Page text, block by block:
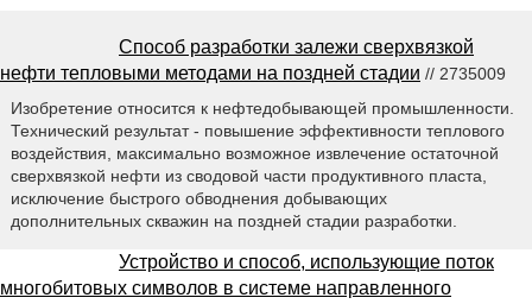
Способ разработки залежи сверхвязкой
нефти тепловыми методами на поздней стадии // 2735009
Изобретение относится к нефтедобывающей промышленности.
Технический результат - повышение эффективности теплового
воздействия, максимально возможное извлечение остаточной
сверхвязкой нефти из сводовой части продуктивного пласта,
исключение быстрого обводнения добывающих
дополнительных скважин на поздней стадии разработки.
Устройство и способ, использующие поток
многобитовых символов в системе направленного